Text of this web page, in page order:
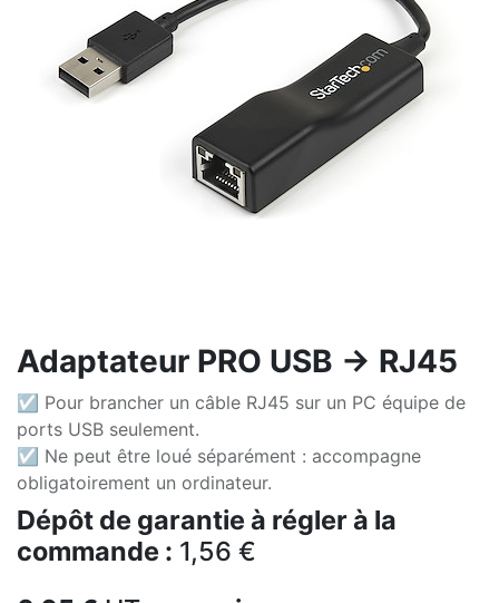
Adaptateur PRO USB -> RJ45
☑ Pour brancher un câble RJ45 sur un PC équipe de
ports USB seulement.
☑ Ne peut être loué séparément : accompagne
obligatoirement un ordinateur.
Dépôt de garantie à régler à la
commande : 1,56 €